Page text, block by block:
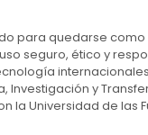
para quedarse
seguro, ético y
Investigación y
la Universidad de las